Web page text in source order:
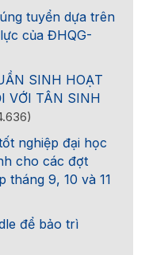
tuyển dựa trên
của ĐHQG-
SINH HOẠT
VỚI TÂN SINH
nghiệp đại học
cho các đợt
tháng 9, 10 và 11
để bảo trì